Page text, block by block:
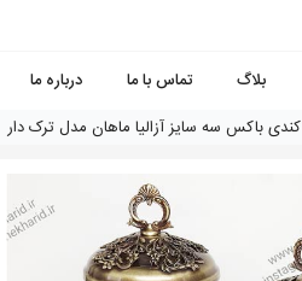
بلاگ تماس با ما
درباره ما
کندی باکس سه سایز آزالیا ماهان مدل ترک دار